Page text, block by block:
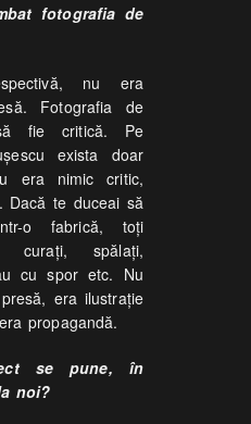
fotografia de
nu era
Fotografia de
fie critică. Pe
exista doar
era nimic critic,
Dacă te duceai să
o fabrică, toţi
curaţi, spălaţi,
cu spor etc. Nu
era ilustraţie
propagandă.
se pune, în
noi?